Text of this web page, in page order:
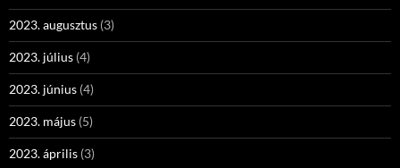
2023. augusztus (3)
2023. július (4)
2023. június (4)
2023. május (5)
2023. április (3)